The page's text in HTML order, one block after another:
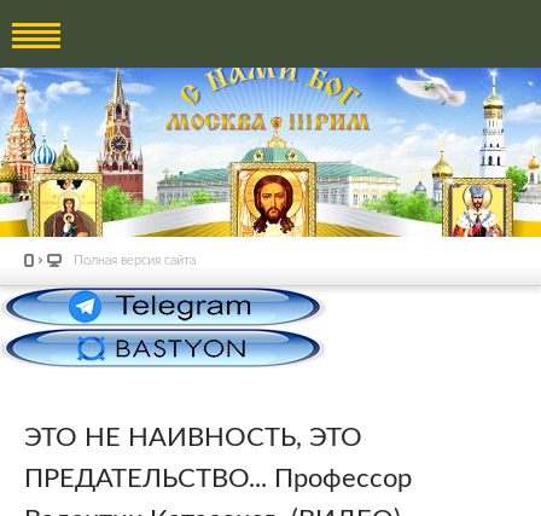
Полная версия сайта
ЭТО НЕ НАИВНОСТЬ, ЭТО
ПРЕДАТЕЛЬСТВО... Профессор